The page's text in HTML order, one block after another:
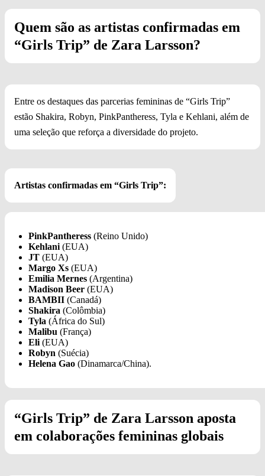
Quem são as artistas confirmadas em
“Girls Trip” de Zara Larsson?
Entre os destaques das parcerias femininas de “Girls Trip”
estão Shakira, Robyn, PinkPantheress, Tyla e Kehlani, além de
uma seleção que reforça a diversidade do projeto.
Artistas confirmadas em “Girls Trip”:
PinkPantheress (Reino Unido)
Kehlani (EUA)
JT (EUA)
Margo Xs (EUA)
Emilia Mernes (Argentina)
Madison Beer (EUA)
BAMBII (Canadá)
Shakira (Colômbia)
Tyla (África do Sul)
Malibu (França)
Eli (EUA)
Robyn (Suécia)
Helena Gao (Dinamarca/China).
“Girls Trip” de Zara Larsson aposta
em colaborações femininas globais